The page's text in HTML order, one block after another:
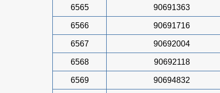
6565 90691363
6566 90691716
6567 90692004
6568 90692118
6569 90694832